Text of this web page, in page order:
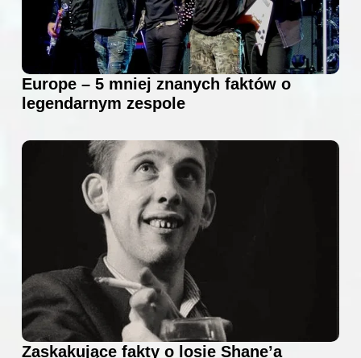
Europe – 5 mniej znanych faktów o
legendarnym zespole
Zaskakujące fakty o losie Shane’a